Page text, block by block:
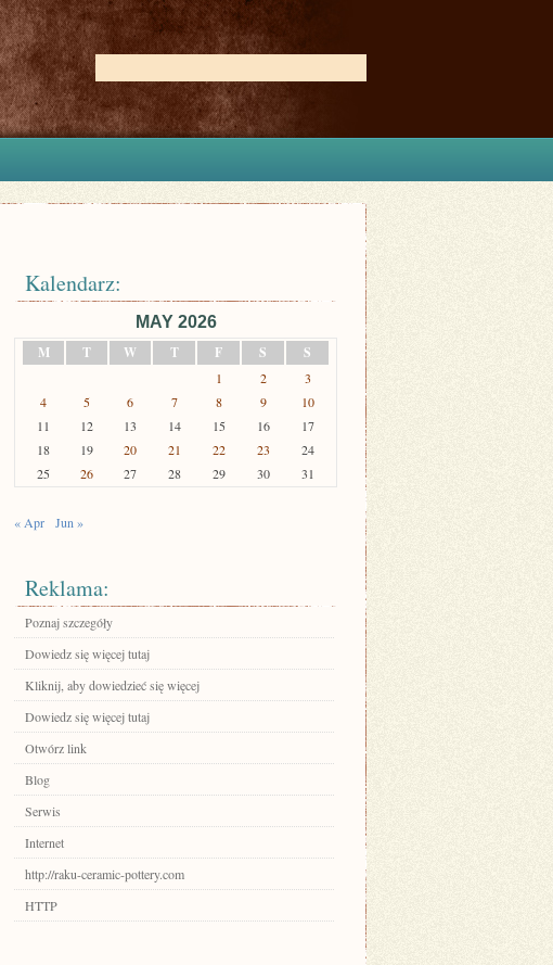
Kalendarz:
MAY 2026
M
T W T F S S
1 2
3
4
5 6 7 8 9
10
11
12 13 14 15 16
17
18
19 20 21 22 23
24
25
26 27 28 29 30 31
« Apr Jun »
Reklama:
Poznaj szczegóły
Dowiedz się więcej tutaj
Kliknij, aby dowiedzieć się więcej
Dowiedz się więcej tutaj
Otwórz link
Blog
Serwis
Internet
http://raku-ceramic-pottery.com
HTTP